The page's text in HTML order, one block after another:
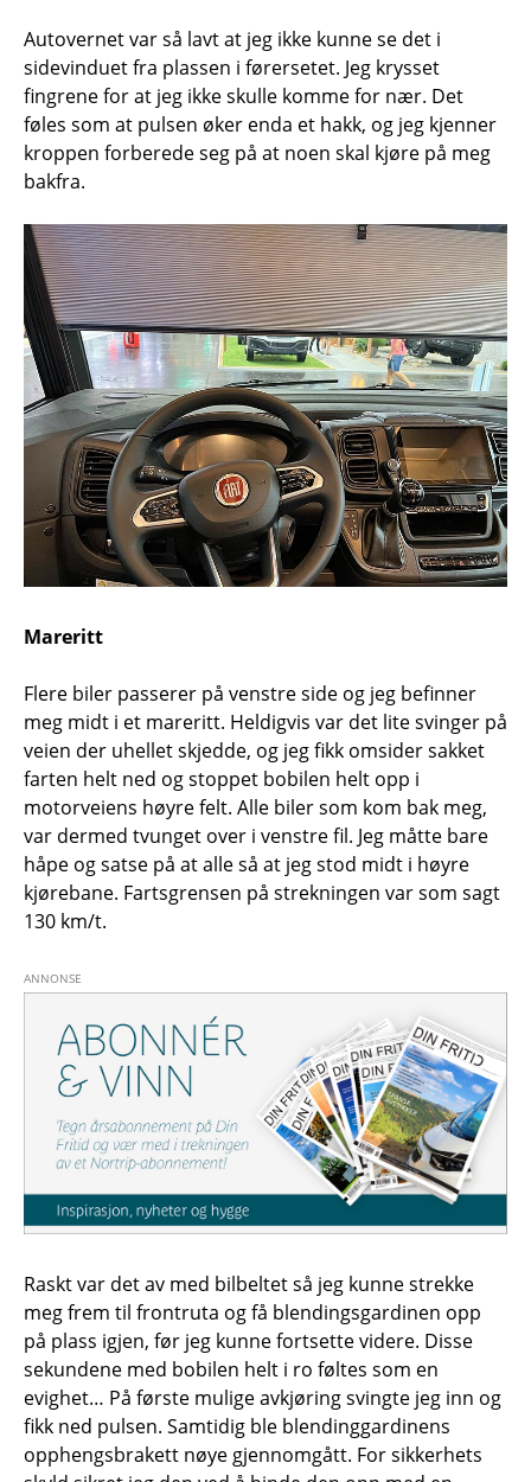
Autovernet var så lavt at jeg ikke kunne se det i
sidevinduet fra plassen i førersetet. Jeg krysset
fingrene for at jeg ikke skulle komme for nær. Det
føles som at pulsen øker enda et hakk, og jeg kjenner
kroppen forberede seg på at noen skal kjøre på meg
bakfra.
Mareritt
Flere biler passerer på venstre side og jeg befinner
meg midt i et mareritt. Heldigvis var det lite svinger på
veien der uhellet skjedde, og jeg fikk omsider sakket
farten helt ned og stoppet bobilen helt opp i
motorveiens høyre felt. Alle biler som kom bak meg,
var dermed tvunget over i venstre fil. Jeg måtte bare
håpe og satse på at alle så at jeg stod midt i høyre
kjørebane. Fartsgrensen på strekningen var som sagt
130 km/t.
Raskt var det av med bilbeltet så jeg kunne strekke
meg frem til frontruta og få blendingsgardinen opp
på plass igjen, før jeg kunne fortsette videre. Disse
sekundene med bobilen helt i ro føltes som en
evighet… På første mulige avkjøring svingte jeg inn og
fikk ned pulsen. Samtidig ble blendinggardinens
opphengsbrakett nøye gjennomgått. For sikkerhets